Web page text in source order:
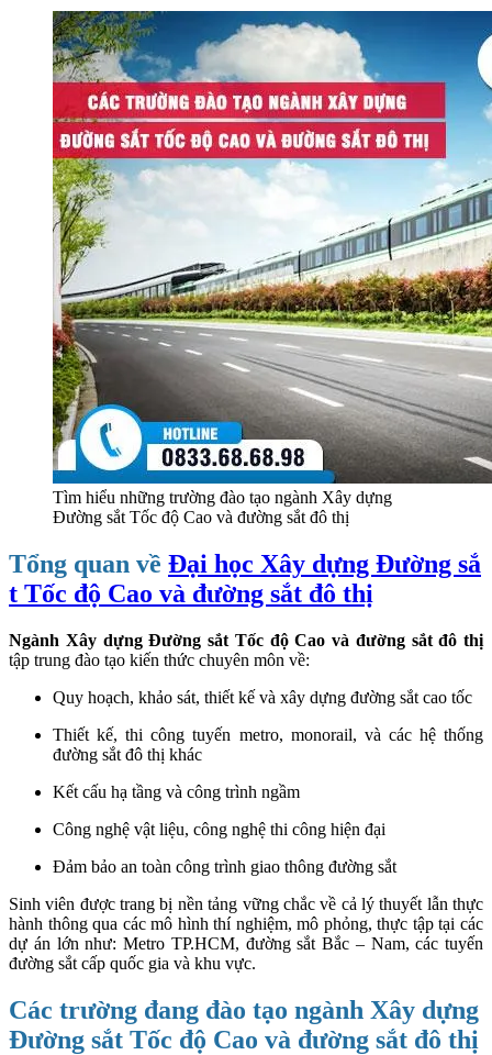
Tìm hiểu những trường đào tạo ngành Xây dựng
Đường sắt Tốc độ Cao và đường sắt đô thị
Tổng quan về Đại học Xây dựng Đường sắ
t Tốc độ Cao và đường sắt đô thị
Ngành Xây dựng Đường sắt Tốc độ Cao và đường sắt đô thị
tập trung đào tạo kiến thức chuyên môn về:
Quy hoạch, khảo sát, thiết kế và xây dựng đường sắt cao tốc
Thiết kế, thi công tuyến metro, monorail, và các hệ thống
đường sắt đô thị khác
Kết cấu hạ tầng và công trình ngầm
Công nghệ vật liệu, công nghệ thi công hiện đại
Đảm bảo an toàn công trình giao thông đường sắt
Sinh viên được trang bị nền tảng vững chắc về cả lý thuyết lẫn thực
hành thông qua các mô hình thí nghiệm, mô phỏng, thực tập tại các
dự án lớn như: Metro TP.HCM, đường sắt Bắc – Nam, các tuyến
đường sắt cấp quốc gia và khu vực.
Các trường đang đào tạo ngành Xây dựng
Đường sắt Tốc độ Cao và đường sắt đô thị